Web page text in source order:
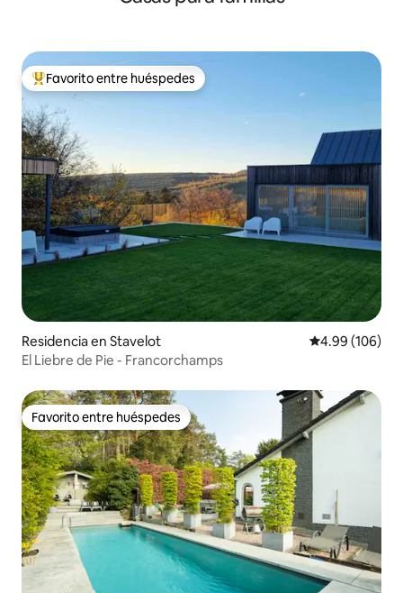
De los mejores en Favorito entre huéspedes
Favorito entre huéspedes
Residencia en Stavelot Calificación
4.99 (106)
El Liebre de Pie - Francorchamps
Favorito entre huéspedes
Favorito entre huéspedes